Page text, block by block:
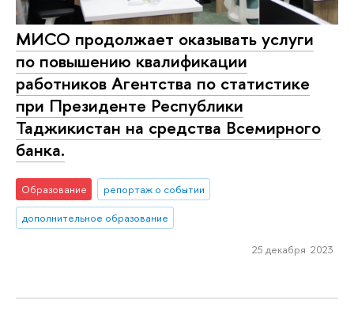
МИСО продолжает оказывать услуги
по повышению квалификации
работников Агентства по статистике
при Президенте Республики
Таджикистан на средства Всемирного
банка.
Образование
репортаж о событии
дополнительное образование
25 декабря 2023